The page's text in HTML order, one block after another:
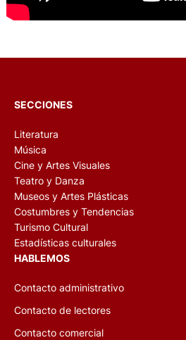
SECCIONES
Literatura
Música
Cine y Artes Visuales
Teatro y Danza
Museos y Artes Plásticas
Costumbres y Tendencias
Turismo Cultural
Estadísticas culturales
HABLEMOS
Contacto administrativo
Contacto de lectores
Contacto comercial